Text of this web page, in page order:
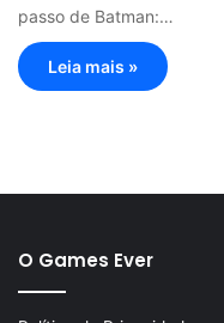
passo de Batman:…
Leia mais »
O Games Ever